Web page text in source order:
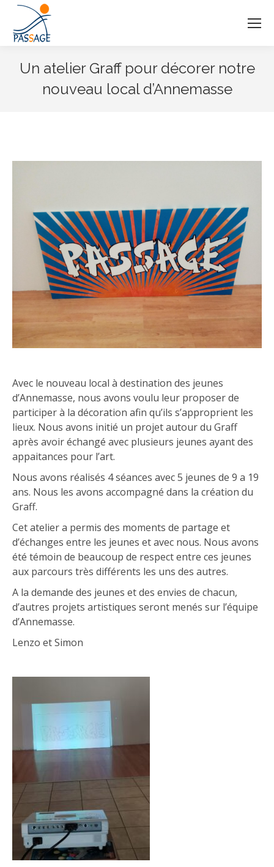
Un atelier Graff pour décorer notre
nouveau local d’Annemasse
Avec le nouveau local à destination des jeunes
d’Annemasse, nous avons voulu leur proposer de
participer à la décoration afin qu’ils s’approprient les
lieux. Nous avons initié un projet autour du Graff
après avoir échangé avec plusieurs jeunes ayant des
appaitances pour l’art.
Nous avons réalisés 4 séances avec 5 jeunes de 9 a 19
ans. Nous les avons accompagné dans la création du
Graff.
Cet atelier a permis des moments de partage et
d’échanges entre les jeunes et avec nous. Nous avons
été témoin de beaucoup de respect entre ces jeunes
aux parcours très différents les uns des autres.
A la demande des jeunes et des envies de chacun,
d’autres projets artistiques seront menés sur l’équipe
d’Annemasse.
Lenzo et Simon